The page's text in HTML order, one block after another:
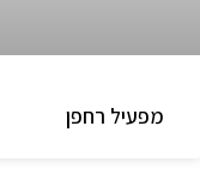
מפעיל רחפן